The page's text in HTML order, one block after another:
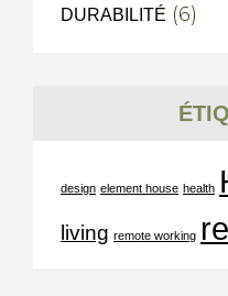
DURABILITÉ (6)
design element house health
living remote working